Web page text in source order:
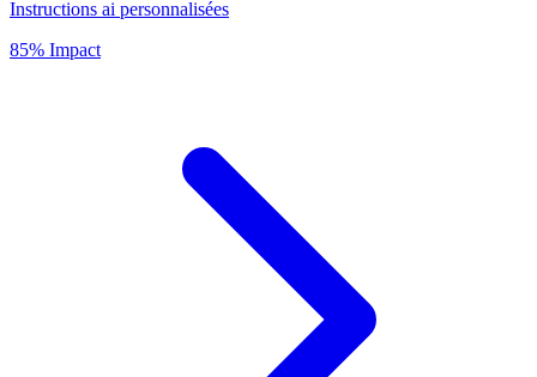
Instructions ai personnalisées
85% Impact